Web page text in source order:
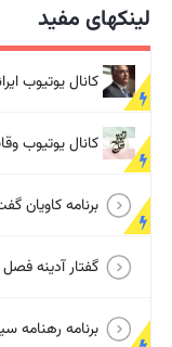
لینکهای مفید
کانال یوتیوب
کانال یوتیوب
برنامه کاویان
گفتار آدینه
برنامه رهنامه